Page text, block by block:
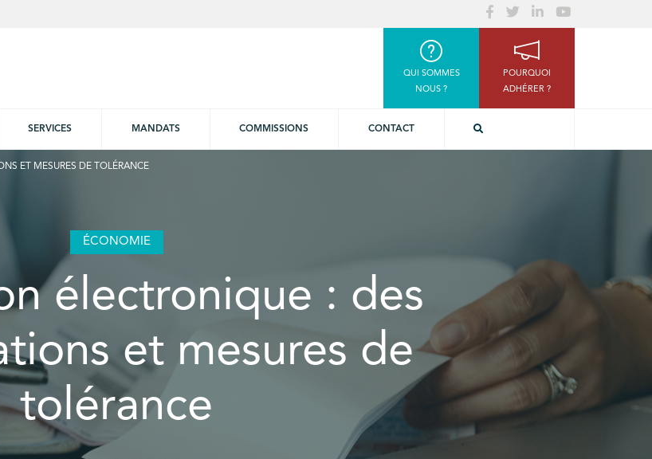
QUI SOMMES
NOUS ?
POURQUOI
ADHÉRER ?
SERVICES MANDATS COMMISSIONS CONTACT
ET MESURES DE TOLÉRANCE
ÉCONOMIE
électronique : des
et mesures de
tolérance